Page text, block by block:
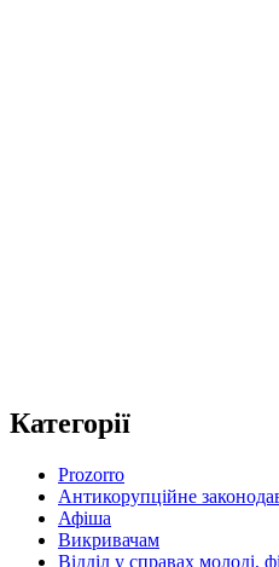
Категорії
Prozorro
Антикорупційне
Афіша
Викривачам
Відділ у справах молоді,